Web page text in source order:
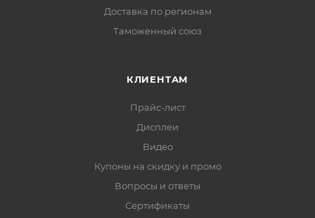
Доставка по регионам
Таможенный союз
КЛИЕНТАМ
Прайс-лист
Дисплеи
Видео
Купоны на скидку и промо
Вопросы и ответы
Сертификаты